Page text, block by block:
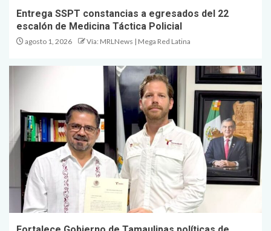
Entrega SSPT constancias a egresados del 22
escalón de Medicina Táctica Policial
agosto 1, 2026 Vía: MRLNews | Mega Red Latina